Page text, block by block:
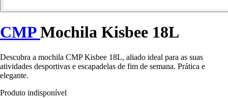
CMPMochila Kisbee 18L
Descubra a mochila CMP Kisbee 18L, aliado ideal para as suas
atividades desportivas e escapadelas de fim de semana. Prática e
elegante.
Produto indisponível